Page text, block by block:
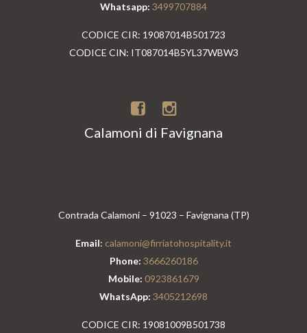
Whatsapp: 3499707884
CODICE CIR: 19087014B501723
CODICE CIN: IT087014B5YL37WBW3
Calamoni di Favignana
Contrada Calamoni – 91023 – Favignana (TP)
Email: calamoni@firriatohospitality.it
Phone: 3666260186
Mobile: 0923861679
WhatsApp: 3405212698
CODICE CIR: 19081009B501738